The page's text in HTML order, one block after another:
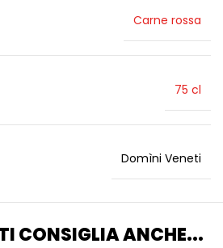
Carne rossa
75 cl
Domìni Veneti
CONSIGLIA ANCHE...